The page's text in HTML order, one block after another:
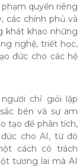
quyền riêng
các chính phủ và
khát khao những
nghệ, triết học,
đức cho các hệ
chỉ giỏi lập
bén và sự am
tạo để phân tích,
cho AI, từ đó
cách có trách
tương lai mà AI